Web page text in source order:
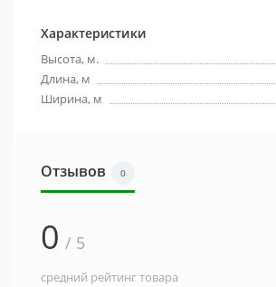
Характеристики
Высота, м.
Длина, м
Ширина, м
Отзывов 0
0 / 5
средний рейтинг товара